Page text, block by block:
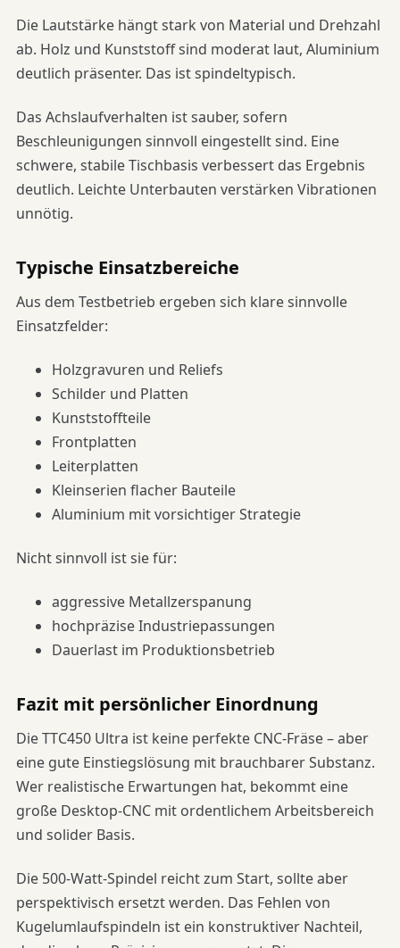
Die Lautstärke hängt stark von Material und Drehzahl
ab. Holz und Kunststoff sind moderat laut, Aluminium
deutlich präsenter. Das ist spindeltypisch.
Das Achslaufverhalten ist sauber, sofern
Beschleunigungen sinnvoll eingestellt sind. Eine
schwere, stabile Tischbasis verbessert das Ergebnis
deutlich. Leichte Unterbauten verstärken Vibrationen
unnötig.
Typische Einsatzbereiche
Aus dem Testbetrieb ergeben sich klare sinnvolle
Einsatzfelder:
Holzgravuren und Reliefs
Schilder und Platten
Kunststoffteile
Frontplatten
Leiterplatten
Kleinserien flacher Bauteile
Aluminium mit vorsichtiger Strategie
Nicht sinnvoll ist sie für:
aggressive Metallzerspanung
hochpräzise Industriepassungen
Dauerlast im Produktionsbetrieb
Fazit mit persönlicher Einordnung
Die TTC450 Ultra ist keine perfekte CNC-Fräse – aber
eine gute Einstiegslösung mit brauchbarer Substanz.
Wer realistische Erwartungen hat, bekommt eine
große Desktop-CNC mit ordentlichem Arbeitsbereich
und solider Basis.
Die 500-Watt-Spindel reicht zum Start, sollte aber
perspektivisch ersetzt werden. Das Fehlen von
Kugelumlaufspindeln ist ein konstruktiver Nachteil,